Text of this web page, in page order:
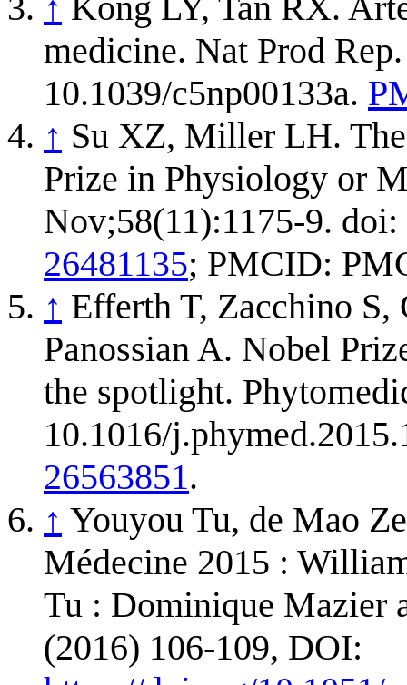
medicine. Nat Prod
10.1039/c5np00133a.
↑ Su XZ, Miller LH.
Prize in Physiology or
Nov;58(11):1175-9.
26481135; PMCID:
↑ Efferth T, Zacchino
Panossian A. Nobel
the spotlight.
10.1016/
26563851.
↑ Youyou Tu, de Mao
Médecine 2015 :
Tu : Dominique Mazier
(2016) 106-109, DOI: